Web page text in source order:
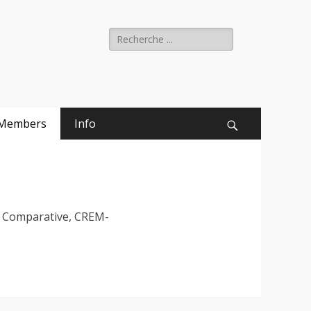
Rechercher :
Info
CREM-